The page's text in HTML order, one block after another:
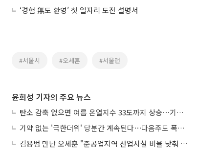
‘경험 無도 환영’ 첫 일자리 도전 설명서
#서울시 #오세훈 #서울런
윤희성 기자의 주요 뉴스
탄소 감축 없으면 여름 온열지수 33도까지 상승⋯기상청, 2100년 미래전망
기약 없는 '극한더위' 당분간 계속된다⋯다음주도 폭염·열대야 지속
김용범 만난 오세훈 "준공업지역 산업시설 비율 낮춰 공급 늘려야"